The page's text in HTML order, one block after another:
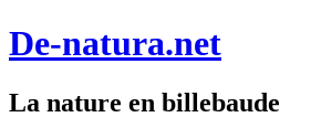
De-natura.net
La nature en billebaude